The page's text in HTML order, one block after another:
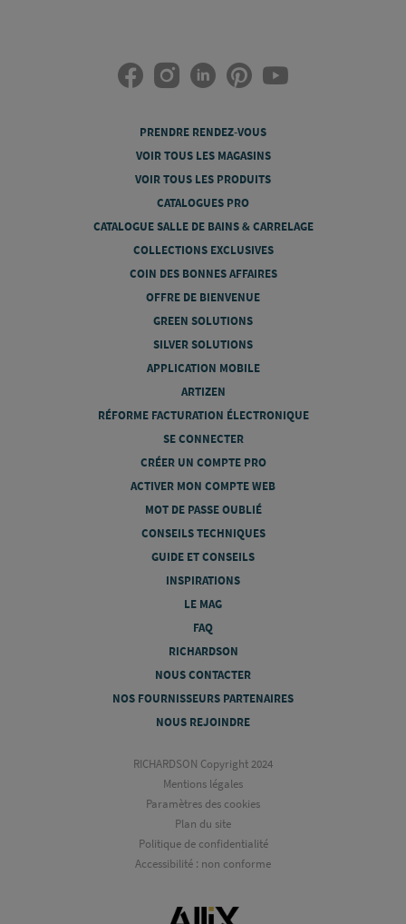
PRENDRE RENDEZ-VOUS
VOIR TOUS LES MAGASINS
VOIR TOUS LES PRODUITS
CATALOGUES PRO
CATALOGUE SALLE DE BAINS & CARRELAGE
COLLECTIONS EXCLUSIVES
COIN DES BONNES AFFAIRES
OFFRE DE BIENVENUE
GREEN SOLUTIONS
SILVER SOLUTIONS
APPLICATION MOBILE
ARTIZEN
RÉFORME FACTURATION ÉLECTRONIQUE
SE CONNECTER
CRÉER UN COMPTE PRO
ACTIVER MON COMPTE WEB
MOT DE PASSE OUBLIÉ
CONSEILS TECHNIQUES
GUIDE ET CONSEILS
INSPIRATIONS
LE MAG
FAQ
RICHARDSON
NOUS CONTACTER
NOS FOURNISSEURS PARTENAIRES
NOUS REJOINDRE
RICHARDSON Copyright 2024
Mentions légales
Paramètres des cookies
Plan du site
Politique de confidentialité
Accessibilité : non conforme